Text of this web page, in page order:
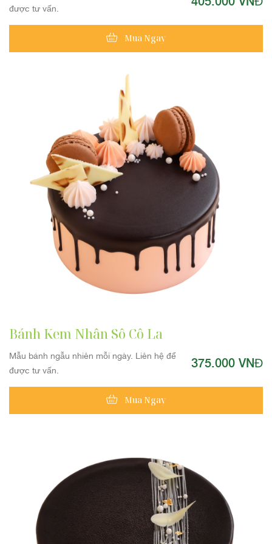
được tư vấn.
Mua Ngay
Bánh Kem Nhân Sô Cô La
Mẫu bánh ngẫu nhiên mỗi ngày. Liên hệ để
được tư vấn.
375.000 VNĐ
Mua Ngay